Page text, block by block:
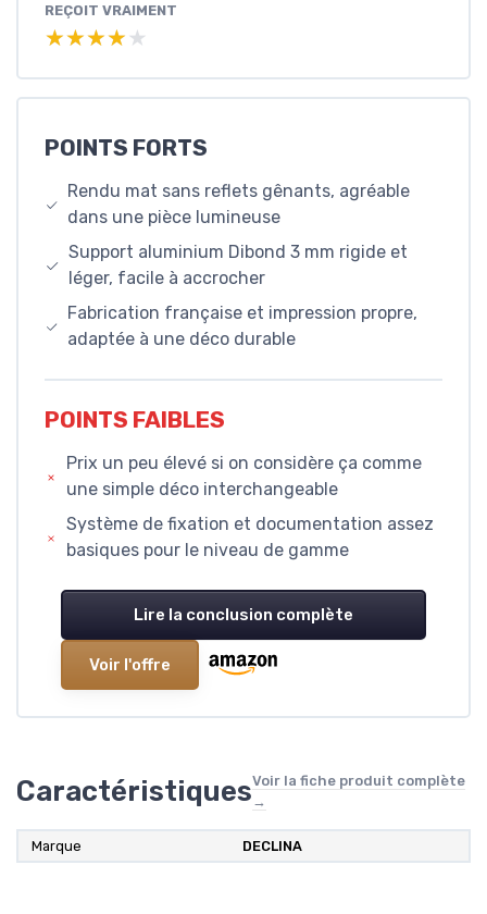
REÇOIT VRAIMENT
★★★★★
★★★★★
POINTS FORTS
Rendu mat sans reflets gênants, agréable
dans une pièce lumineuse
Support aluminium Dibond 3 mm rigide et
léger, facile à accrocher
Fabrication française et impression propre,
adaptée à une déco durable
POINTS FAIBLES
Prix un peu élevé si on considère ça comme
une simple déco interchangeable
Système de fixation et documentation assez
basiques pour le niveau de gamme
Lire la conclusion complète
Voir l'offre
CaractéristiquesVoir la fiche produit complète
→
Marque DECLINA